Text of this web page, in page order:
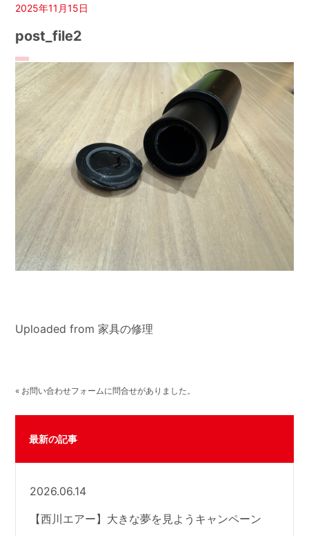
2025年11月15日
post_file2
Uploaded from 家具の修理
« お問い合わせフォームに問合せがありました。
最新の記事
2026.06.14
【西川エアー】大きな夢を見ようキャンペーン